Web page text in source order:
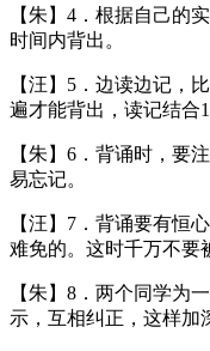
【朱】4．根据自己的
时间内背出。
【汪】5．边读边记，
遍才能背出，读记结合
【朱】6．背诵时，要
易忘记。
【汪】7．背诵要有恒
难免的。这时千万不要
【朱】8．两个同学为
示，互相纠正，这样加